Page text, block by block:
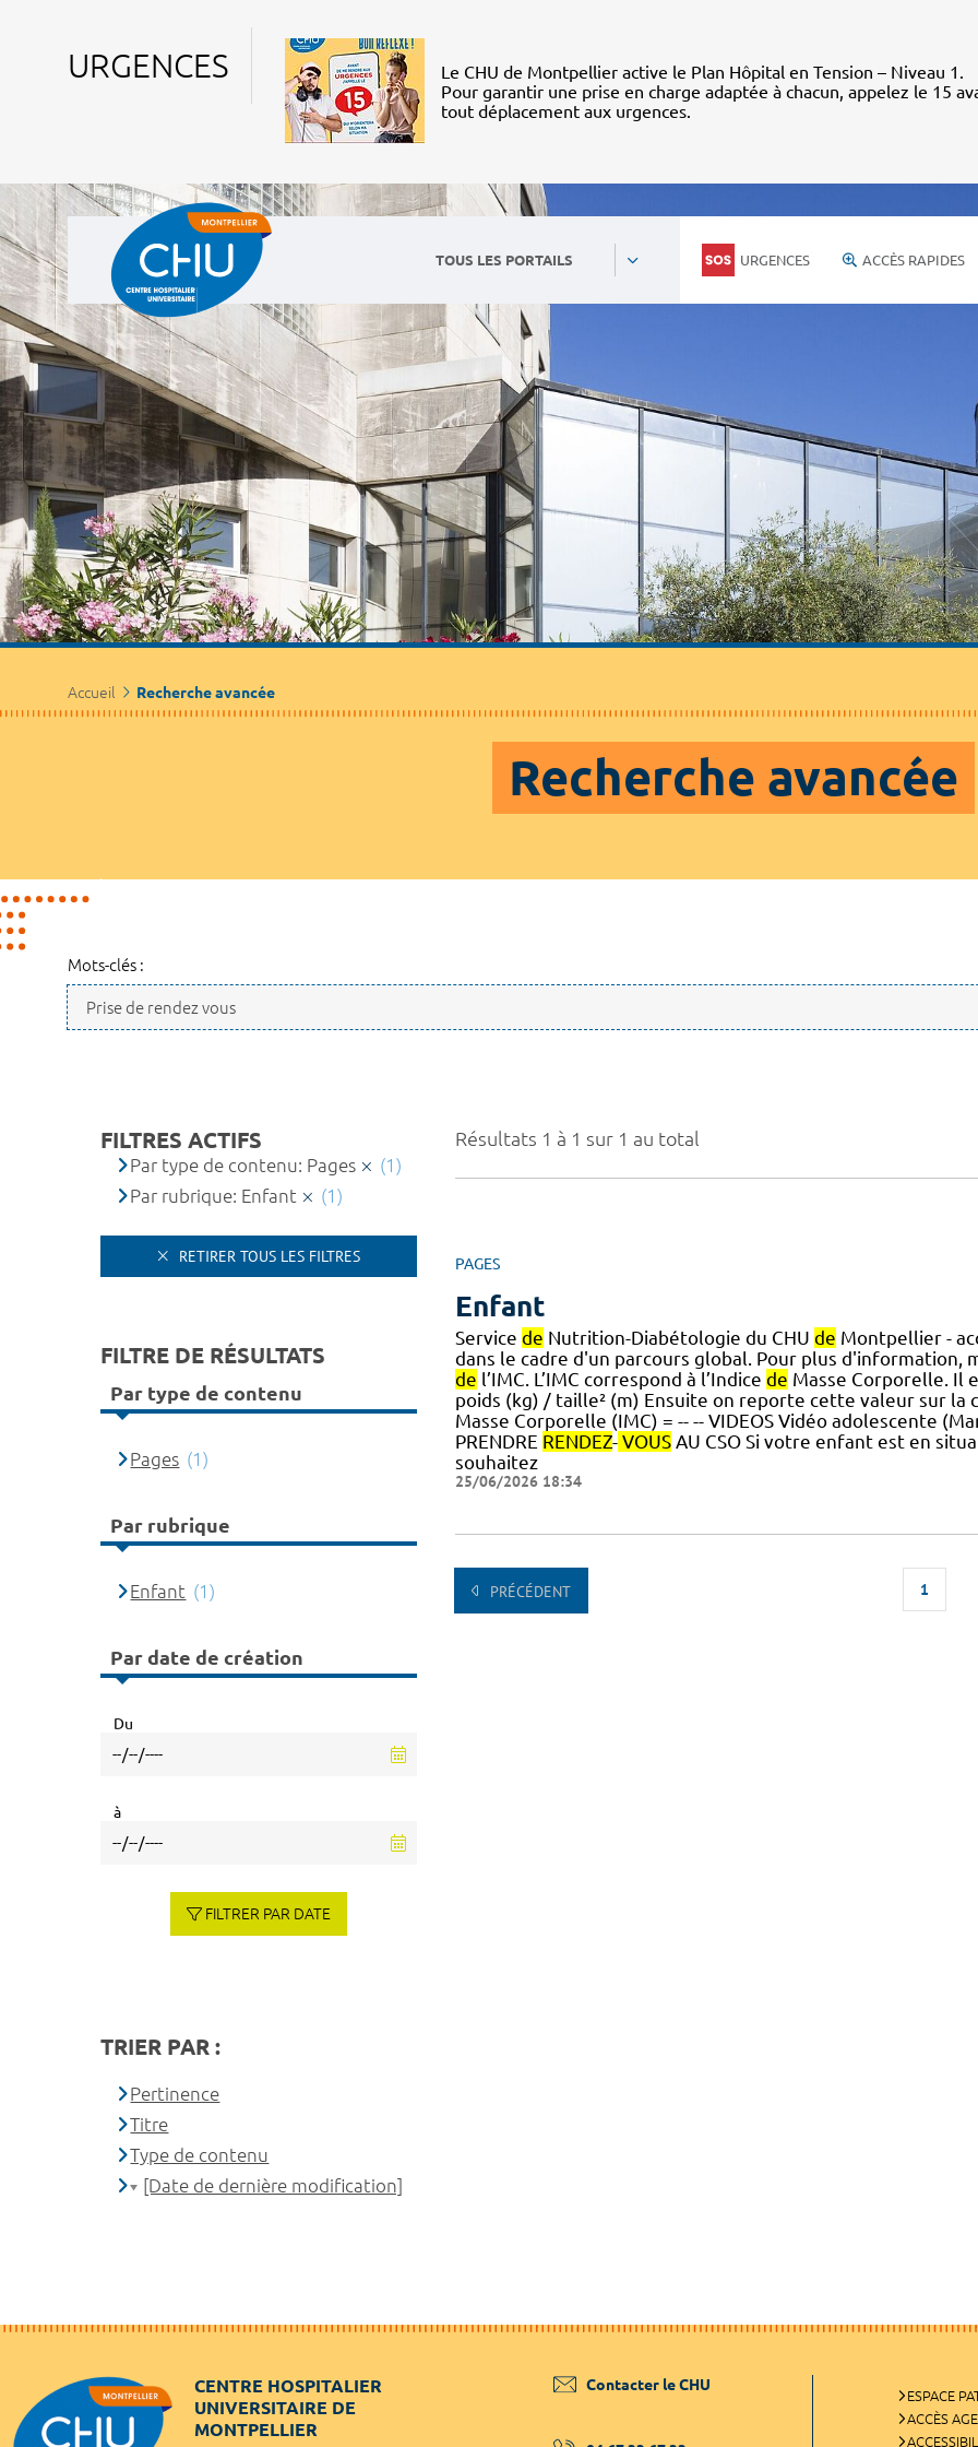
URGENCES
Le CHU de Montpellier active le Plan Hôpital en Tension – Niveau 1.
Pour garantir une prise en charge adaptée à chacun, appelez le 15
tout déplacement aux urgences.
TOUS LES PORTAILS URGENCES ACCÈS RAPIDES
Accueil Recherche avancée
Recherche avancée
Mots-clés :
Résultats 1 à 1 sur 1 au total
PAGES
Enfant
Service de Nutrition-Diabétologie du CHU de Montpellier -
dans le cadre d'un parcours global. Pour plus d'information,
de l’IMC. L’IMC correspond à l’Indice de Masse Corporelle. Il
poids (kg) / taille² (m) Ensuite on reporte cette valeur sur la
Masse Corporelle (IMC) = -- -- VIDEOS Vidéo adolescente
PRENDRE RENDEZ- VOUSAU CSO Si votre enfant est en
souhaitez
25/06/2026 18:34
PRÉCÉDENT 1
FILTRES ACTIFS
Par type de contenu: Pages
(1)
Par rubrique: Enfant
(1)
RETIRER TOUS LES FILTRES
FILTRE DE RÉSULTATS
Par type de contenu
Pages (1)
Par rubrique
Enfant (1)
Par date de création
Du
à
FILTRER PAR DATE
TRIER PAR :
Pertinence
Titre
Type de contenu
[Date de dernière modification]
CENTRE HOSPITALIER
UNIVERSITAIRE DE
MONTPELLIER
Contacter le CHU
ESPACE
ACCÈS